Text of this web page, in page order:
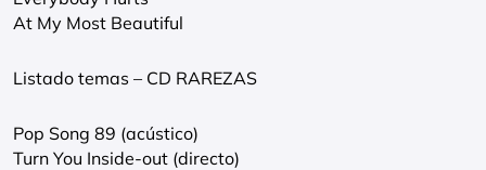
At My Most Beautiful
Listado temas – CD RAREZAS
Pop Song 89 (acústico)
Turn You Inside-out (directo)